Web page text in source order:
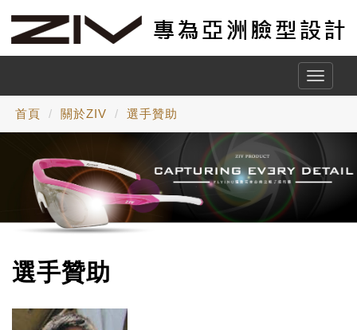
Toggle
首頁 關於ZIV 選手贊助
選手贊助